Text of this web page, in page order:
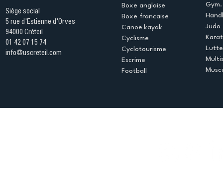
Siège social
5 rue d'Estienne d'Orves
94000 Créteil
01 42 07 15 74
info@uscreteil.com
Boxe anglaise
Boxe francaise
Canoë kayak
Cyclisme
Cyclotourisme
Escrime
Football
Judo
Lutte